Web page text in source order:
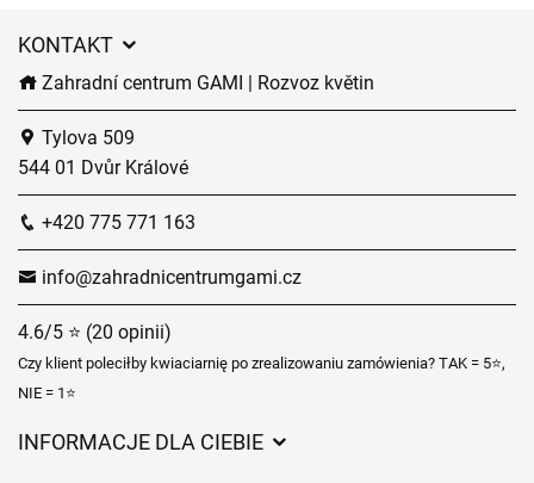
KONTAKT
Zahradní centrum GAMI | Rozvoz květin
Tylova 509
544 01 Dvůr Králové
+420 775 771 163
info@zahradnicentrumgami.cz
4.6/5 ⭐ (20 opinii)
Czy klient poleciłby kwiaciarnię po zrealizowaniu zamówienia? TAK = 5⭐,
NIE = 1⭐
INFORMACJE DLA CIEBIE